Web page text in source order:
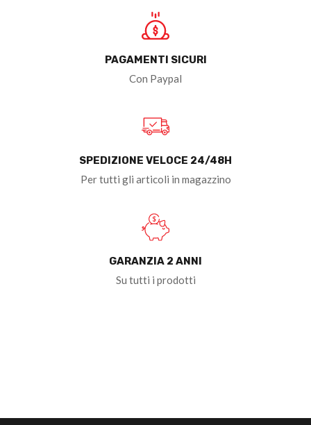
PAGAMENTI SICURI
Con Paypal
SPEDIZIONE VELOCE 24/48H
Per tutti gli articoli in magazzino
GARANZIA 2 ANNI
Su tutti i prodotti